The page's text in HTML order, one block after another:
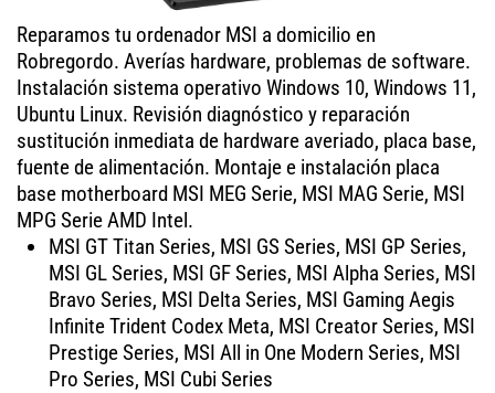
Reparamos tu ordenador MSI a domicilio en
Robregordo. Averías hardware, problemas de software.
Instalación sistema operativo Windows 10, Windows 11,
Ubuntu Linux. Revisión diagnóstico y reparación
sustitución inmediata de hardware averiado, placa base,
fuente de alimentación. Montaje e instalación placa
base motherboard MSI MEG Serie, MSI MAG Serie, MSI
MPG Serie AMD Intel.
MSI GT Titan Series, MSI GS Series, MSI GP Series,
MSI GL Series, MSI GF Series, MSI Alpha Series, MSI
Bravo Series, MSI Delta Series, MSI Gaming Aegis
Infinite Trident Codex Meta, MSI Creator Series, MSI
Prestige Series, MSI All in One Modern Series, MSI
Pro Series, MSI Cubi Series